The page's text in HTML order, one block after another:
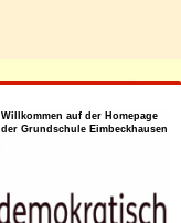
Willkommen auf der Homepage
der Grundschule Eimbeckhausen